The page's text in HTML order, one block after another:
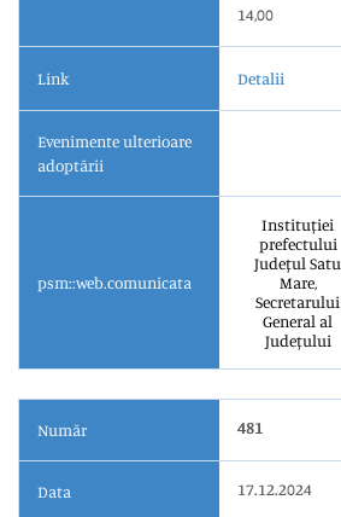
14,00
Link Detalii
Evenimente ulterioare
adoptării
psm::web.comunicata
Instituției
prefectului
Județul Satu
Mare,
Secretarului
General al
Județului
Număr 481
Data 17.12.2024